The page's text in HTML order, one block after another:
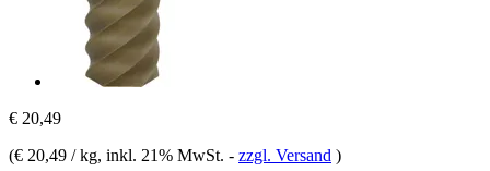
€ 20,49
(€ 20,49 / kg, inkl. 21% MwSt. - zzgl. Versand )